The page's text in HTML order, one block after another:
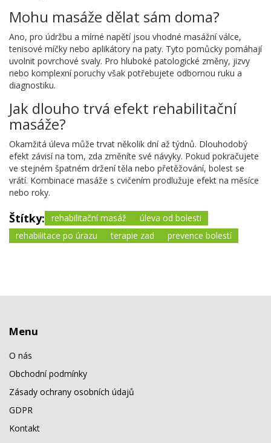
Mohu masáže dělat sám doma?
Ano, pro údržbu a mírné napětí jsou vhodné masážní válce,
tenisové míčky nebo aplikátory na paty. Tyto pomůcky pomáhají
uvolnit povrchové svaly. Pro hluboké patologické změny, jizvy
nebo komplexní poruchy však potřebujete odbornou ruku a
diagnostiku.
Jak dlouho trvá efekt rehabilitační
masáže?
Okamžitá úleva může trvat několik dní až týdnů. Dlouhodobý
efekt závisí na tom, zda změníte své návyky. Pokud pokračujete
ve stejném špatném držení těla nebo přetěžování, bolest se
vrátí. Kombinace masáže s cvičením prodlužuje efekt na měsíce
nebo roky.
Štítky: rehabilitační masáž
úleva od bolesti
rehabilitace po úrazu
terapie zad prevence bolestí
Menu
O nás
Obchodní podmínky
Zásady ochrany osobních údajů
GDPR
Kontakt